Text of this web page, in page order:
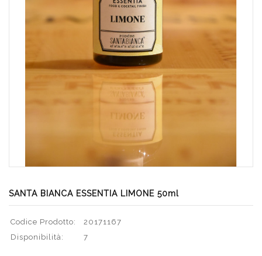
SANTA BIANCA ESSENTIA LIMONE 50ml
Codice Prodotto:
20171167
Disponibilità:
7